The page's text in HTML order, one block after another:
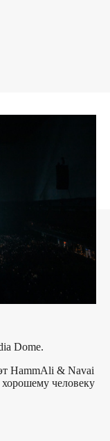
Dome.
HammAli & Navai
человеку